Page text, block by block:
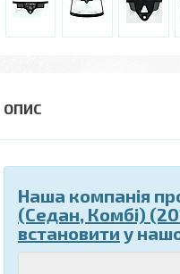
Наша компанія
(Седан, Комбі)
встановити у